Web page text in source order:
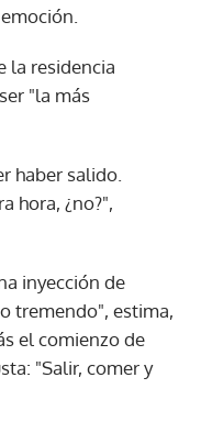
la residencia
"la más
haber salido.
hora, ¿no?",
inyección de
tremendo", estima,
el comienzo de
"Salir, comer y